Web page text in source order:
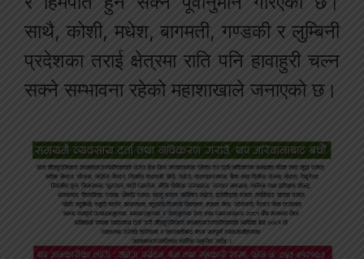
साथै, कोशी, मधेश, बागमती, गण्डकी र लुम्बिनी
प्रदेशका तराई क्षेत्रमा राति पनि हावाहुरी चल्न
सक्ने सम्भावना रहेको महाशाखाले जनाएको छ।